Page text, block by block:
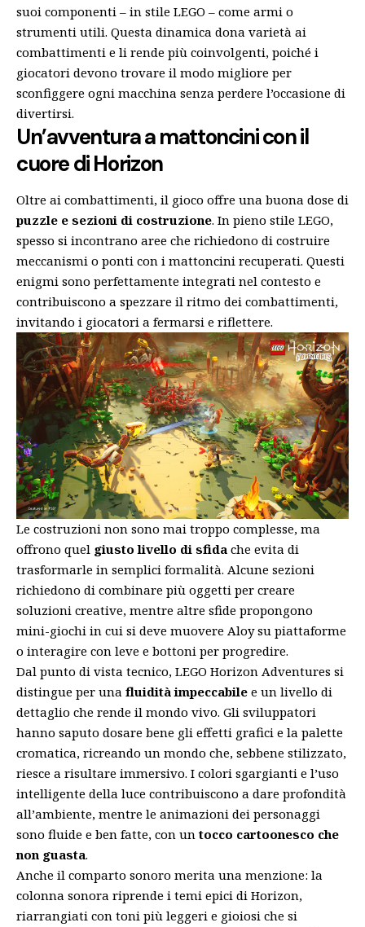
suoi componenti – in stile LEGO – come armi o
strumenti utili. Questa dinamica dona varietà ai
combattimenti e li rende più coinvolgenti, poiché i
giocatori devono trovare il modo migliore per
sconfiggere ogni macchina senza perdere l’occasione di
divertirsi.
Un’avventura a mattoncini con il
cuore di Horizon
Oltre ai combattimenti, il gioco offre una buona dose di
puzzle e sezioni di costruzione. In pieno stile LEGO,
spesso si incontrano aree che richiedono di costruire
meccanismi o ponti con i mattoncini recuperati. Questi
enigmi sono perfettamente integrati nel contesto e
contribuiscono a spezzare il ritmo dei combattimenti,
invitando i giocatori a fermarsi e riflettere.
Le costruzioni non sono mai troppo complesse, ma
offrono quel giusto livello di sfida che evita di
trasformarle in semplici formalità. Alcune sezioni
richiedono di combinare più oggetti per creare
soluzioni creative, mentre altre sfide propongono
mini-giochi in cui si deve muovere Aloy su piattaforme
o interagire con leve e bottoni per progredire.
Dal punto di vista tecnico, LEGO Horizon Adventures si
distingue per una fluidità impeccabile e un livello di
dettaglio che rende il mondo vivo. Gli sviluppatori
hanno saputo dosare bene gli effetti grafici e la palette
cromatica, ricreando un mondo che, sebbene stilizzato,
riesce a risultare immersivo. I colori sgargianti e l’uso
intelligente della luce contribuiscono a dare profondità
all’ambiente, mentre le animazioni dei personaggi
sono fluide e ben fatte, con untocco cartoonesco che
non guasta.
Anche il comparto sonoro merita una menzione: la
colonna sonora riprende i temi epici di Horizon,
riarrangiati con toni più leggeri e gioiosi che si